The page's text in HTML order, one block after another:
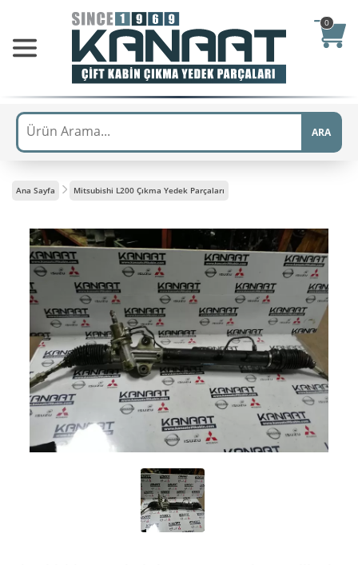
0
ARA
Ana Sayfa Mitsubishi L200 Çıkma Yedek Parçaları